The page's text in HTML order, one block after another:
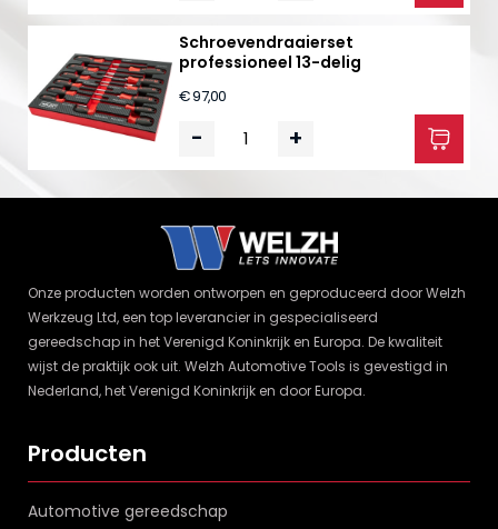
Schroevendraaierset
professioneel 13-delig
€ 97,00
- +
Onze producten worden ontworpen en geproduceerd door Welzh
Werkzeug Ltd, een top leverancier in gespecialiseerd
gereedschap in het Verenigd Koninkrijk en Europa. De kwaliteit
wijst de praktijk ook uit. Welzh Automotive Tools is gevestigd in
Nederland, het Verenigd Koninkrijk en door Europa.
Producten
Automotive gereedschap